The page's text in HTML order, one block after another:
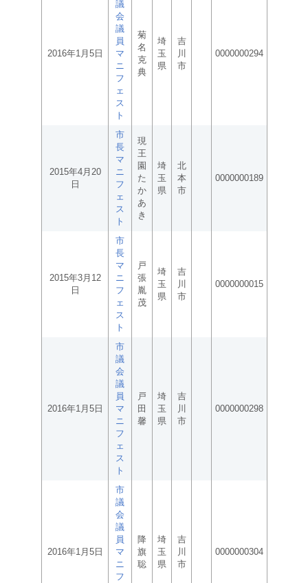
2016年1月5日
議
会
議
員
マ
ニ
フ
ェ
ス
ト
菊
名
克
典
埼
玉
県
吉
川
市
0000000294
2015年4月20
日
市
長
マ
ニ
フ
ェ
ス
ト
現
王
園
た
か
あ
き
埼
玉
県
北
本
市
0000000189
2015年3月12
日
市
長
マ
ニ
フ
ェ
ス
ト
戸
張
胤
茂
埼
玉
県
吉
川
市
0000000015
2016年1月5日
市
議
会
議
員
マ
ニ
フ
ェ
ス
ト
戸
田
馨
埼
玉
県
吉
川
市
0000000298
2016年1月5日
市
議
会
議
員
マ
ニ
フ
降
旗
聡
埼
玉
県
吉
川
市
0000000304